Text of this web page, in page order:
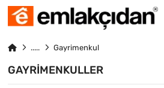
Gayrimenkul
GAYRIMENKULLER